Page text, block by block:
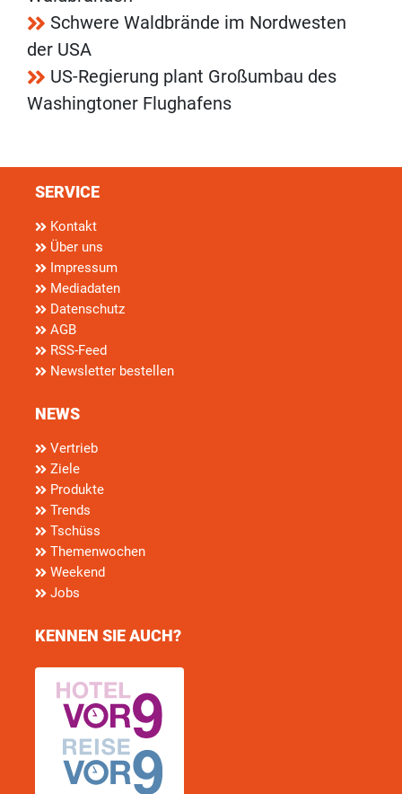
Schwere Waldbrände im Nordwesten
der USA
US-Regierung plant Großumbau des
Washingtoner Flughafens
SERVICE
Kontakt
Über uns
Impressum
Mediadaten
Datenschutz
AGB
RSS-Feed
Newsletter bestellen
NEWS
Vertrieb
Ziele
Produkte
Trends
Tschüss
Themenwochen
Weekend
Jobs
KENNEN SIE AUCH?